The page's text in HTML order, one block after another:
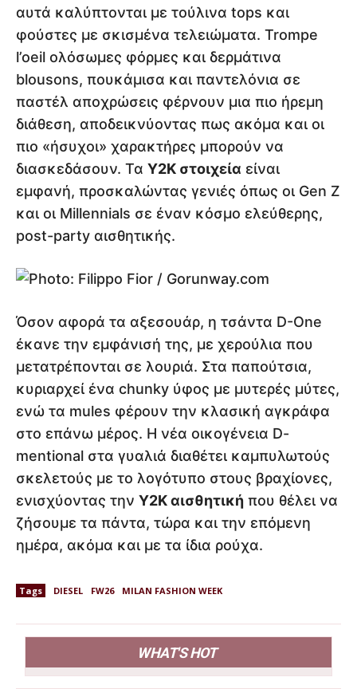
αυτά καλύπτονται με τούλινα tops και
φούστες με σκισμένα τελειώματα. Trompe
l’oeil ολόσωμες φόρμες και δερμάτινα
blousons, πουκάμισα και παντελόνια σε
παστέλ αποχρώσεις φέρνουν μια πιο ήρεμη
διάθεση, αποδεικνύοντας πως ακόμα και οι
πιο «ήσυχοι» χαρακτήρες μπορούν να
διασκεδάσουν. Τα Y2K στοιχεία είναι
εμφανή, προσκαλώντας γενιές όπως οι Gen Z
και οι Millennials σε έναν κόσμο ελεύθερης,
post-party αισθητικής.
Όσον αφορά τα αξεσουάρ, η τσάντα D-One
έκανε την εμφάνισή της, με χερούλια που
μετατρέπονται σε λουριά. Στα παπούτσια,
κυριαρχεί ένα chunky ύφος με μυτερές μύτες,
ενώ τα mules φέρουν την κλασική αγκράφα
στο επάνω μέρος. Η νέα οικογένεια D-
mentional στα γυαλιά διαθέτει καμπυλωτούς
σκελετούς με το λογότυπο στους βραχίονες,
ενισχύοντας την Y2K αισθητική που θέλει να
ζήσουμε τα πάντα, τώρα και την επόμενη
ημέρα, ακόμα και με τα ίδια ρούχα.
Tags DIESEL FW26 MILAN FASHION WEEK
WHAT'S HOT